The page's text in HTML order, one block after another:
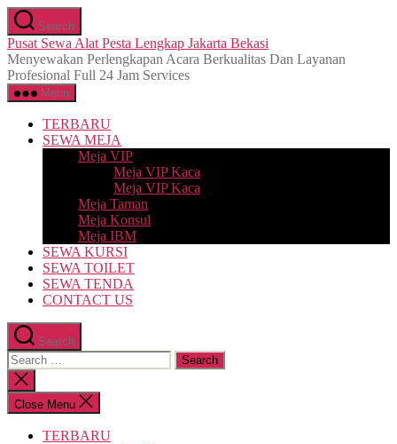
Skip
to
the
content
Search
Pusat Sewa Alat Pesta Lengkap Jakarta Bekasi
Menyewakan Perlengkapan Acara Berkualitas Dan Layanan
Profesional Full 24 Jam Services
Menu
TERBARU
SEWA MEJA
Meja VIP
Meja VIP Kaca
Meja VIP Kaca
Meja Taman
Meja Konsul
Meja IBM
SEWA KURSI
SEWA TOILET
SEWA TENDA
CONTACT US
Search
Search
for:
Close
search
Close Menu
TERBARU